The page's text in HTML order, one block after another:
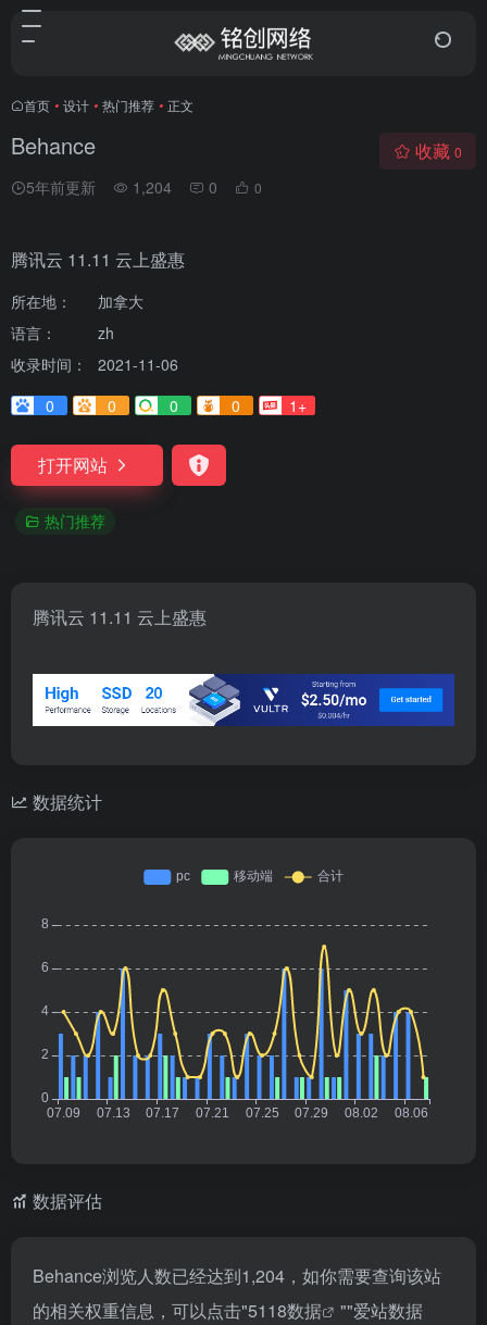
首页 • 设计 • 热门推荐 • 正文
Behance
5年前更新 1,204 0 0
收藏 0
腾讯云 11.11 云上盛惠
所在地：
加拿大
语言：
zh
收录时间：
2021-11-06
0
0 0 0 1+
打开网站
热门推荐
腾讯云 11.11 云上盛惠
数据统计
数据评估
Behance浏览人数已经达到1,204，如你需要查询该站
的相关权重信息，可以点击"5118数据 ""爱站数据